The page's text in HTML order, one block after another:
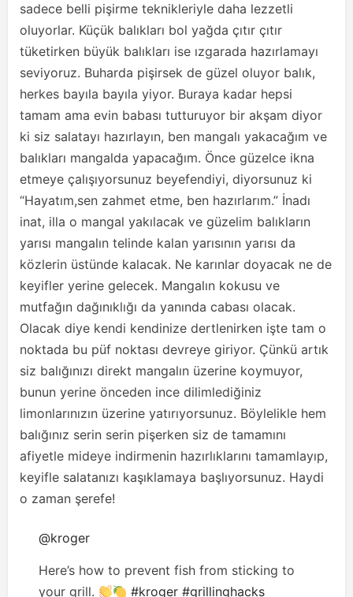
sadece belli pişirme teknikleriyle daha lezzetli
oluyorlar. Küçük balıkları bol yağda çıtır çıtır
tüketirken büyük balıkları ise ızgarada hazırlamayı
seviyoruz. Buharda pişirsek de güzel oluyor balık,
herkes bayıla bayıla yiyor. Buraya kadar hepsi
tamam ama evin babası tutturuyor bir akşam diyor
ki siz salatayı hazırlayın, ben mangalı yakacağım ve
balıkları mangalda yapacağım. Önce güzelce ikna
etmeye çalışıyorsunuz beyefendiyi, diyorsunuz ki
“Hayatım,sen zahmet etme, ben hazırlarım.” İnadı
inat, illa o mangal yakılacak ve güzelim balıkların
yarısı mangalın telinde kalan yarısının yarısı da
közlerin üstünde kalacak. Ne karınlar doyacak ne de
keyifler yerine gelecek. Mangalın kokusu ve
mutfağın dağınıklığı da yanında cabası olacak.
Olacak diye kendi kendinize dertlenirken işte tam o
noktada bu püf noktası devreye giriyor. Çünkü artık
siz balığınızı direkt mangalın üzerine koymuyor,
bunun yerine önceden ince dilimlediğiniz
limonlarınızın üzerine yatırıyorsunuz. Böylelikle hem
balığınız serin serin pişerken siz de tamamını
afiyetle mideye indirmenin hazırlıklarını tamamlayıp,
keyifle salatanızı kaşıklamaya başlıyorsunuz. Haydi
o zaman şerefe!
@kroger
Here’s how to prevent fish from sticking to
your grill.
#kroger #grillinghacks